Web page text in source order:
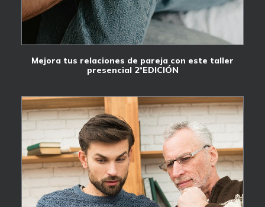
Mejora tus relaciones de pareja con este taller
presencial 2ªEDICIÓN